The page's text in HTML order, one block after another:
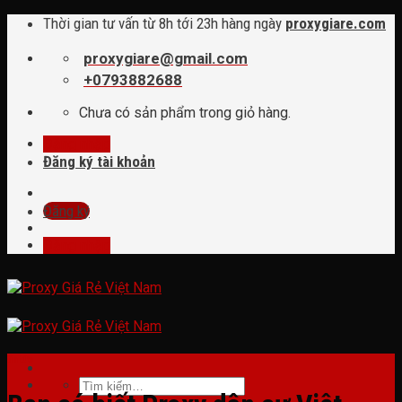
Skip
content
Thời gian tư vấn từ 8h tới 23h hàng ngày proxygiare.com
proxygiare@gmail.com
+0793882688
Chưa có sản phẩm trong giỏ hàng.
Đăng ký tài khoản
Đăng ký
Tìm